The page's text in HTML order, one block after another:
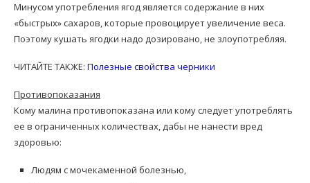
Минусом употребления ягод является содержание в них
«быстрых» сахаров, которые провоцирует увеличение веса.
Поэтому кушать ягодки надо дозировано, не злоупотребляя.
ЧИТАЙТЕ ТАКЖЕ: Полезные свойства черники
Противопоказания
Кому малина противопоказана или кому следует употреблять
ее в ограниченных количествах, дабы не нанести вред
здоровью:
Людям с мочекаменной болезнью,